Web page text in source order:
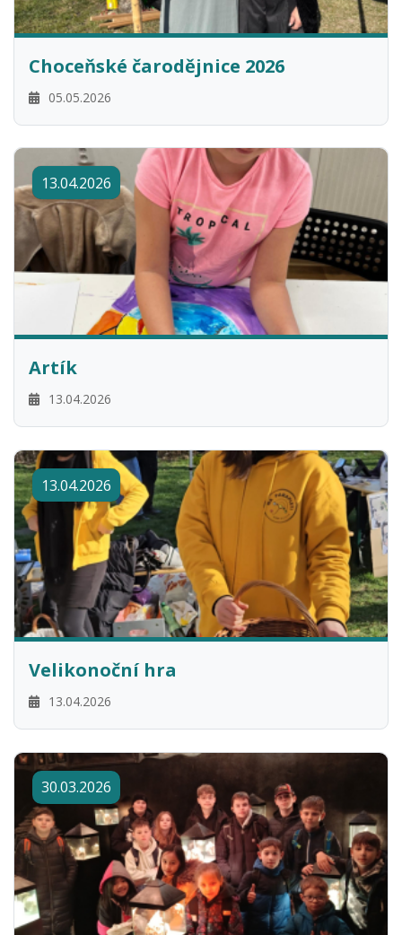
Choceňské čarodějnice 2026
05.05.2026
13.04.2026
Artík
13.04.2026
13.04.2026
Velikonoční hra
13.04.2026
30.03.2026